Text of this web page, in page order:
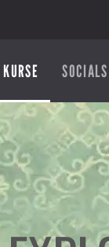
KURSE SOCIALS